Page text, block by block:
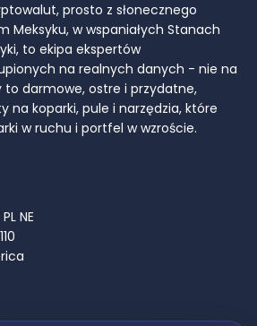
prosto z słonecznego
Meksyku, w wspaniałych Stanach
to ekipa ekspertów
na realnych danych - nie na
darmowe, ostre i przydatne,
na koparki, pule i narzędzia, które
w ruchu i portfel w wzroście.
NE